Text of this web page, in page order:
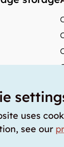
uses
see our